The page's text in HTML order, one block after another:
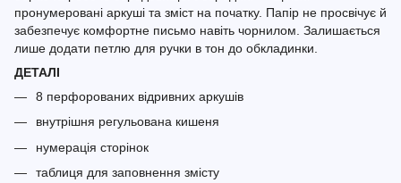
пронумеровані аркуші та зміст на початку. Папір не просвічує й
забезпечує комфортне письмо навіть чорнилом. Залишається
лише додати петлю для ручки в тон до обкладинки.
ДЕТАЛІ
8 перфорованих відривних аркушів
внутрішня регульована кишеня
нумерація сторінок
таблиця для заповнення змісту